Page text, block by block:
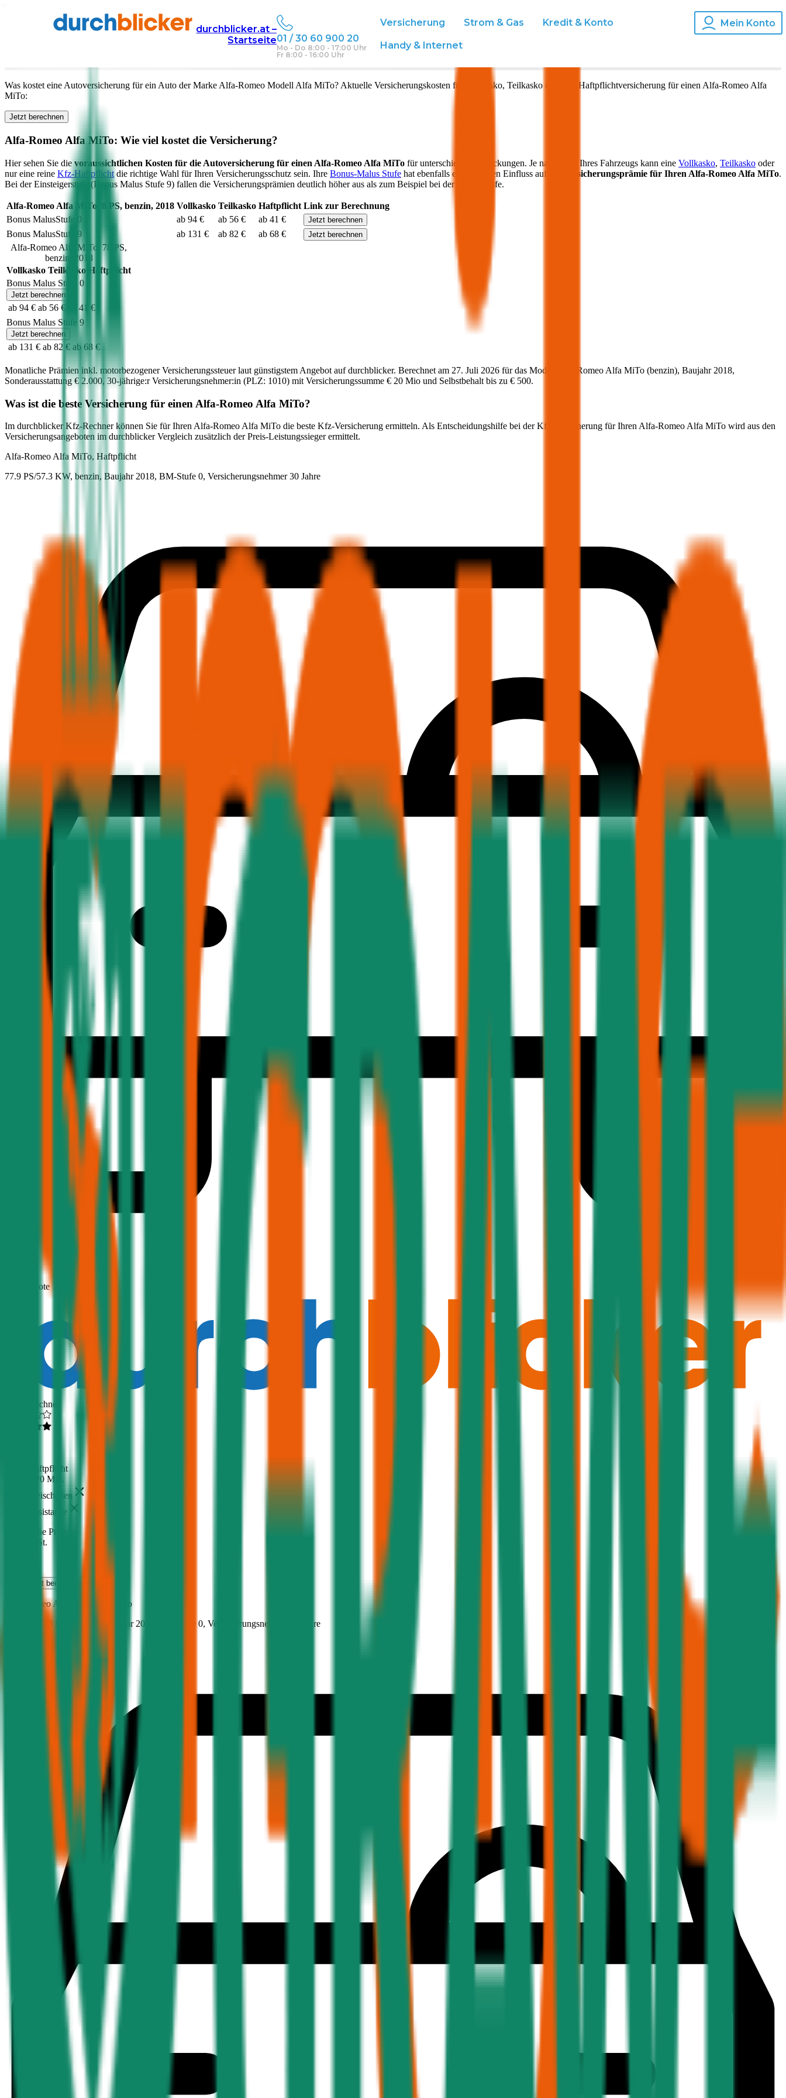
durchblicker.at –
Startseite01 / 30 60 900 20
Mo - Do 8:00 - 17:00 Uhr
Fr 8:00 - 16:00 Uhr
Versicherung Strom & Gas Kredit & Konto
Handy & Internet
Mein Konto
Autoversicherung Alfa-Romeo
Alfa-Romeo Alfa MiToin Österreich
Was kostet eine Autoversicherung für ein Auto der MarkeAlfa-Romeo ModellAlfa MiTo? Aktuelle Versicherungskosten für Vollkasko, Teilkasko und Kfz-Haftpflichtversicherung für einenAlfa-RomeoAlfa
MiTo:
Jetzt berechnen
Alfa-Romeo Alfa MiTo: Wie viel kostet die Versicherung?
Hier sehen Sie die voraussichtlichen Kosten für die Autoversicherung für einen Alfa-Romeo Alfa MiTo für unterschiedliche Deckungen. Je nach Alter Ihres Fahrzeugs kann eine Vollkasko, Teilkasko oder
nur eine reine Kfz-Haftpflicht die richtige Wahl für Ihren Versicherungsschutz sein. Ihre Bonus-Malus Stufe hat ebenfalls einen starken Einfluss auf die Versicherungsprämie für Ihren Alfa-Romeo Alfa MiTo.
Bei der Einsteigerstufe (Bonus Malus Stufe 9) fallen die Versicherungsprämien deutlich höher aus als zum Beispiel bei der Nuller Stufe.
Alfa-Romeo Alfa MiTo 78 PS, benzin, 2018 Vollkasko Teilkasko Haftpflicht Link zur Berechnung
Bonus MalusStufe 0 ab 94 € ab 56 € ab 41 € Jetzt berechnen
Bonus MalusStufe 9 ab 131 € ab 82 € ab 68 € Jetzt berechnen
Alfa-Romeo Alfa MiTo 78
PS,
benzin
2018
Vollkasko Teilkasko Haftpflicht
Bonus Malus Stufe 0
Jetzt berechnen
ab 94 € ab 56 €
ab 41 €
Bonus Malus Stufe 9
Jetzt berechnen
ab 131 € ab 82 € ab 68 €
Monatliche Prämien inkl. motorbezogener Versicherungssteuer laut günstigstem Angebot auf durchblicker. Berechnet am 27. Juli 2026 für das Modell Alfa-Romeo Alfa MiTo (benzin), Baujahr 2018,
Sonderausstattung € 2.000, 30-jährige:rVersicherungsnehmer:in (PLZ: 1010) mit Versicherungssumme € 20 Mio und Selbstbehalt bis zu € 500.
Was ist die beste Versicherung für einen Alfa-Romeo Alfa MiTo?
Im durchblicker Kfz-Rechner können Sie für Ihren Alfa-Romeo Alfa MiTo die beste Kfz-Versicherung ermitteln. Als Entscheidungshilfe bei der Kfz-Versicherung für Ihren Alfa-Romeo Alfa MiTo wird aus den
Versicherungsangeboten im durchblicker Vergleich zusätzlich der Preis-Leistungssieger ermittelt.
Alfa-Romeo Alfa MiTo, Haftpflicht
77.9 PS/57.3 KW, benzin, Baujahr 2018, BM-Stufe 0, Versicherungsnehmer 30 Jahre
Produktnote
Ausgezeichnet
Haftpflicht
€ 20 Mio.
Freischaden
Assistance
Monatliche Prämie
inkl. mVSt.
Haftpflichtberechnen
Alfa-RomeoAlfa MiTo, Teilkasko
77.9 PS/57.3 KW, benzin, Baujahr 2018,
0, Versicherungsnehmer 30 Jahre